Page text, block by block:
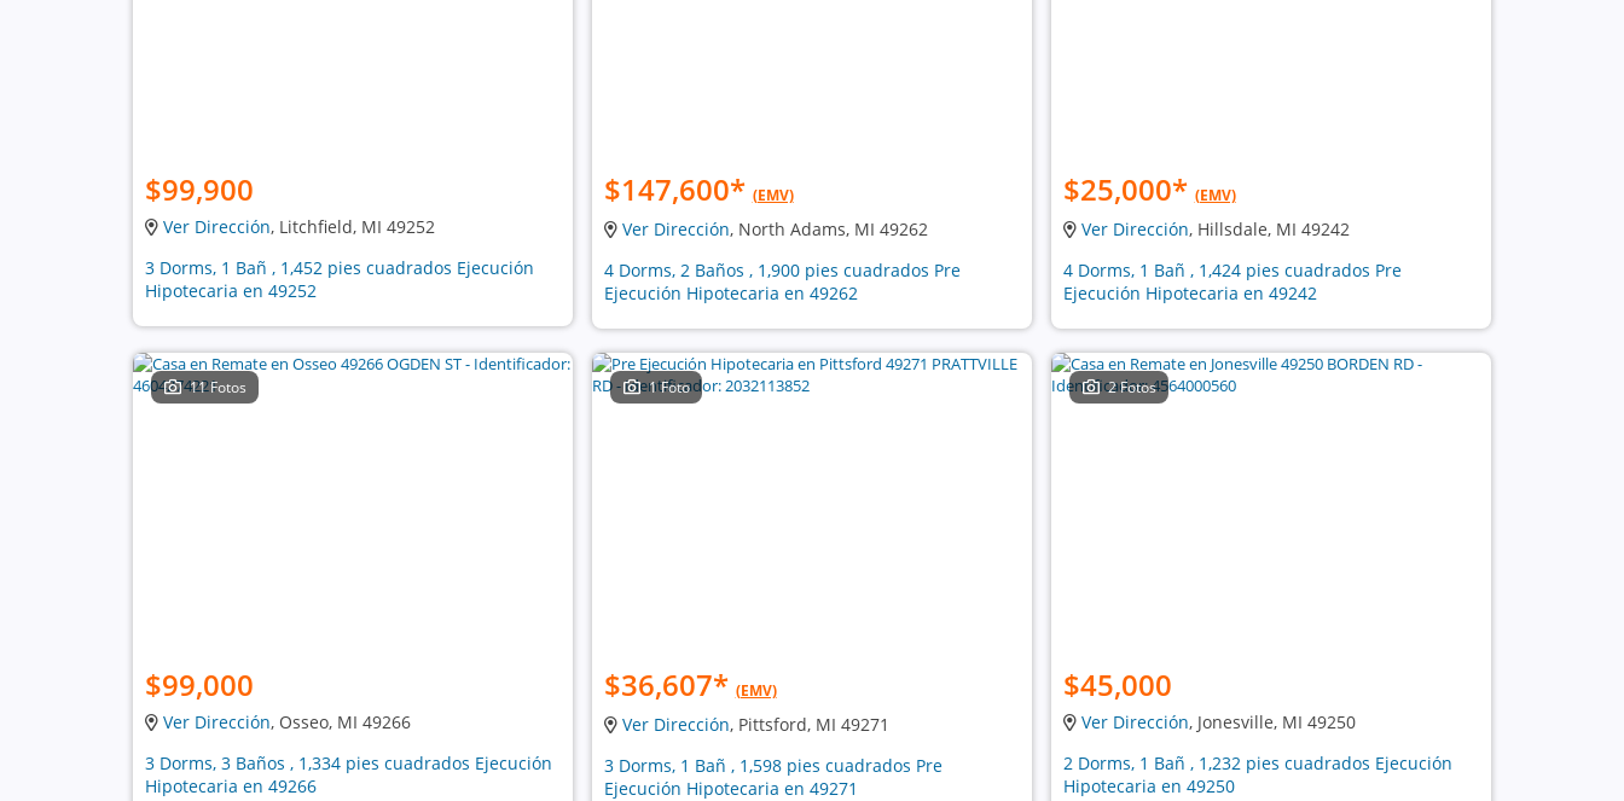
$99,900
Ver Dirección, Litchfield, MI 49252
3 Dorms, 1 Bañ , 1,452 pies cuadrados Ejecución
Hipotecaria en 49252
$147,600* (EMV)
Ver Dirección, North Adams, MI 49262
4 Dorms, 2 Baños , 1,900 pies cuadrados Pre
Ejecución Hipotecaria en 49262
$25,000* (EMV)
Ver Dirección, Hillsdale, MI 49242
4 Dorms, 1 Bañ , 1,424 pies cuadrados Pre
Ejecución Hipotecaria en 49242
11 Fotos
$99,000
Ver Dirección, Osseo, MI 49266
3 Dorms, 3 Baños , 1,334 pies cuadrados Ejecución
Hipotecaria en 49266
1 Foto
$36,607* (EMV)
Ver Dirección, Pittsford, MI 49271
3 Dorms, 1 Bañ , 1,598 pies cuadrados Pre
Ejecución Hipotecaria en 49271
2 Fotos
$45,000
Ver Dirección, Jonesville, MI 49250
2 Dorms, 1 Bañ , 1,232 pies cuadrados Ejecución
Hipotecaria en 49250